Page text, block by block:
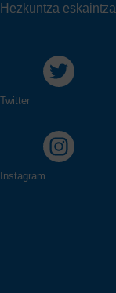
Hezkuntza eskaintza
Twitter
Instagram